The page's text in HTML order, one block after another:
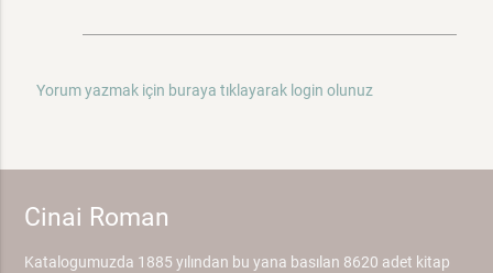
Yorum yazmak için buraya tıklayarak login olunuz
Cinai Roman
Katalogumuzda 1885 yılından bu yana basılan 8620 adet kitap